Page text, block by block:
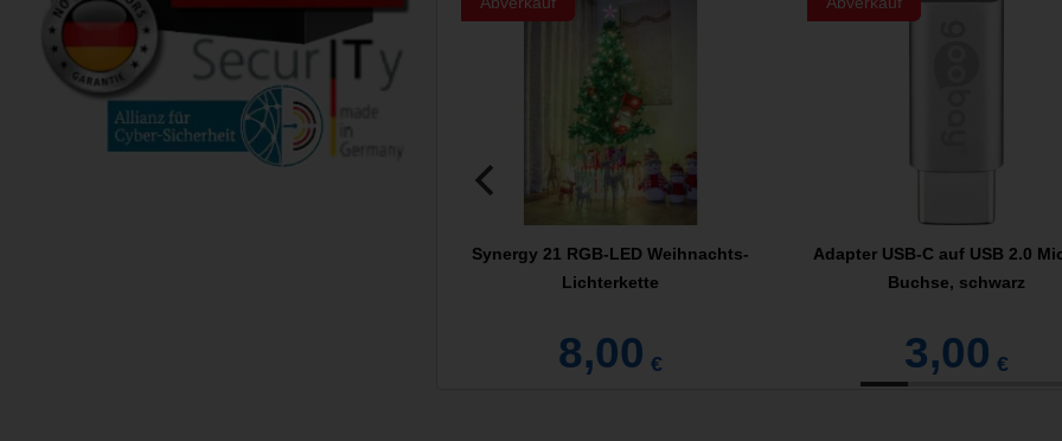
Synergy 21 RGB-LED Weihnachts-
Lichterkette
8,00 €
Adapter USB-C auf USB 2.0
Buchse, schwarz
3,00 €